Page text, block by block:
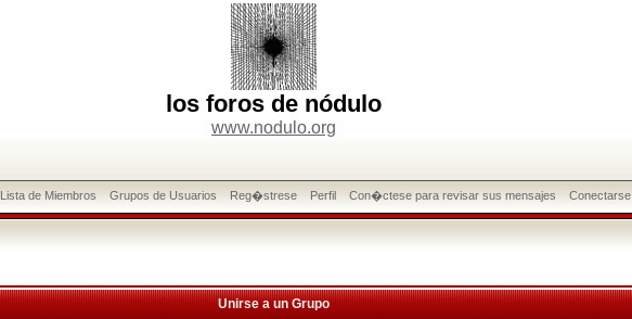
los foros de nódulo
www.nodulo.org
Lista de Miembros Grupos de Usuarios Reg�strese Perfil Con�ctese para revisar sus mensajes Conectarse
Unirse a un Grupo